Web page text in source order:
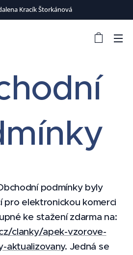
Kracík Štorkánová
podmínky byly
pro elektronickou komerci
ke stažení zdarma na:
clanky/apek-vzorove-
aktualizovany. Jedná se